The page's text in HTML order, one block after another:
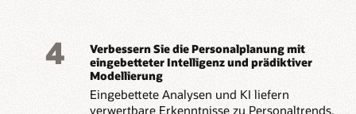
4
Verbessern Sie die Personalplanung mit
eingebetteter Intelligenz und prädiktiver
Modellierung
Eingebettete Analysen und KI liefern
verwertbare Erkenntnisse zu Personaltrends,